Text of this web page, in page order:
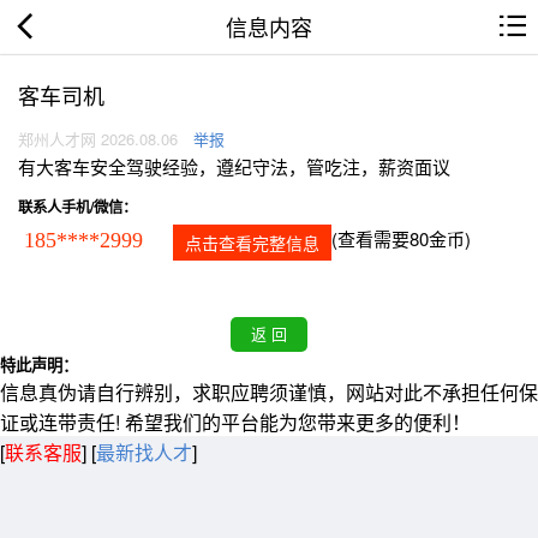
信息内容
客车司机
郑州人才网 2026.08.06 举报
有大客车安全驾驶经验，遵纪守法，管吃注，薪资面议
联系人手机/微信：
185****2999 点击查看完整信息 (查看需要80金币)
特此声明：
信息真伪请自行辨别，求职应聘须谨慎，网站对此不承担任何保
证或连带责任! 希望我们的平台能为您带来更多的便利！
[联系客服] [最新找人才]